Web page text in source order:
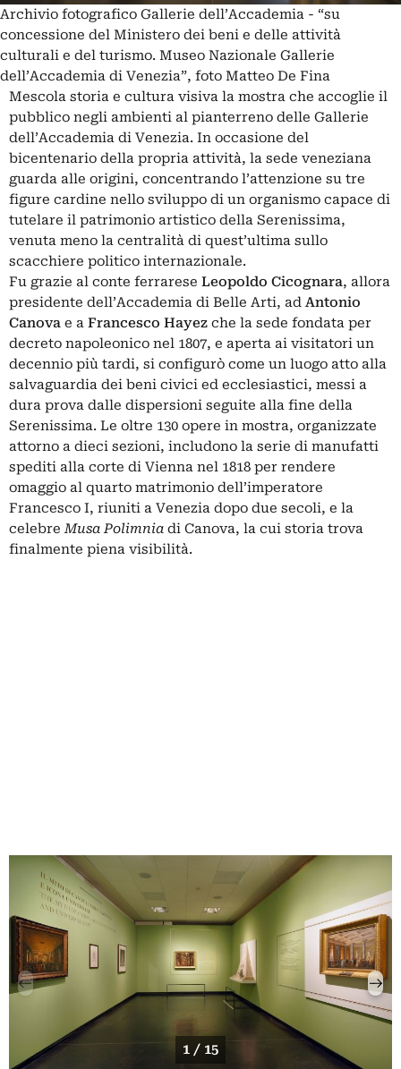
Archivio fotografico Gallerie dell’Accademia - “su
concessione del Ministero dei beni e delle attività
culturali e del turismo. Museo Nazionale Gallerie
dell’Accademia di Venezia”, foto Matteo De Fina
Mescola storia e cultura visiva la mostra che accoglie il
pubblico negli ambienti al pianterreno delle Gallerie
dell’Accademia di Venezia. In occasione del
bicentenario della propria attività, la sede veneziana
guarda alle origini, concentrando l’attenzione su tre
figure cardine nello sviluppo di un organismo capace di
tutelare il patrimonio artistico della Serenissima,
venuta meno la centralità di quest’ultima sullo
scacchiere politico internazionale.
Fu grazie al conte ferrarese Leopoldo Cicognara, allora
presidente dell’Accademia di Belle Arti, ad Antonio
Canova e a Francesco Hayez che la sede fondata per
decreto napoleonico nel 1807, e aperta ai visitatori un
decennio più tardi, si configurò come un luogo atto alla
salvaguardia dei beni civici ed ecclesiastici, messi a
dura prova dalle dispersioni seguite alla fine della
Serenissima. Le oltre 130 opere in mostra, organizzate
attorno a dieci sezioni, includono la serie di manufatti
spediti alla corte di Vienna nel 1818 per rendere
omaggio al quarto matrimonio dell’imperatore
Francesco I, riuniti a Venezia dopo due secoli, e la
celebreMusa Polimnia di Canova, la cui storia trova
finalmente piena visibilità.
1 / 15